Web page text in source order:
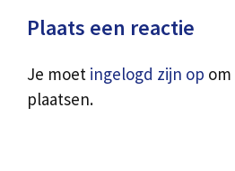
Plaats een reactie
Je moet ingelogd zijn op
plaatsen.